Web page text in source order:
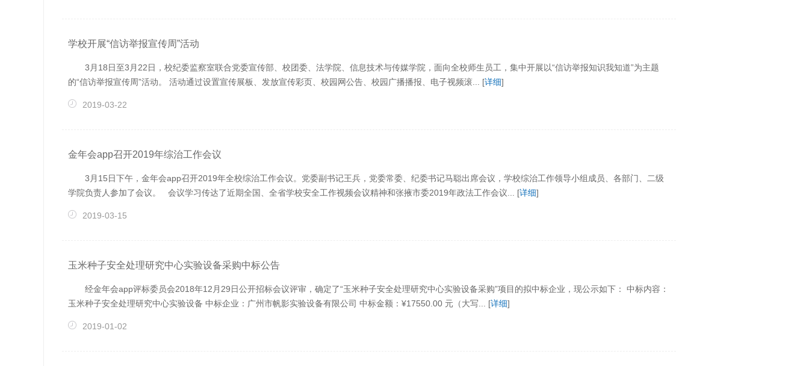
学校开展“信访举报宣传周”活动
3月18日至3月22日，校纪委监察室联合党委宣传部、校团委、法学院、信息技术与传媒学院，面向全校师生员工，集中开展以“信访举报知识我知道”为主题
的“信访举报宣传周”活动。 活动通过设置宣传展板、发放宣传彩页、校园网公告、校园广播播报、电子视频滚... [详细]
2019-03-22
金年会app召开2019年综治工作会议
3月15日下午，金年会app召开2019年全校综治工作会议。党委副书记王兵，党委常委、纪委书记马聪出席会议，学校综治工作领导小组成员、各部门、二级
学院负责人参加了会议。 会议学习传达了近期全国、全省学校安全工作视频会议精神和张掖市委2019年政法工作会议... [详细]
2019-03-15
玉米种子安全处理研究中心实验设备采购中标公告
经金年会app评标委员会2018年12月29日公开招标会议评审，确定了“玉米种子安全处理研究中心实验设备采购”项目的拟中标企业，现公示如下： 中标内容：
玉米种子安全处理研究中心实验设备 中标企业：广州市帆影实验设备有限公司 中标金额：¥17550.00 元（大写... [详细]
2019-01-02